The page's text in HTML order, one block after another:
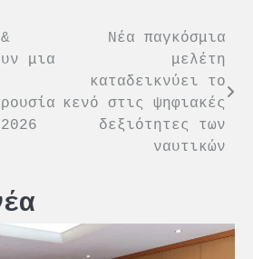
μια
Νέα παγκόσμια
μελέτη
καταδεικνύει το
κενό στις ψηφιακές
δεξιότητες των
ναυτικών